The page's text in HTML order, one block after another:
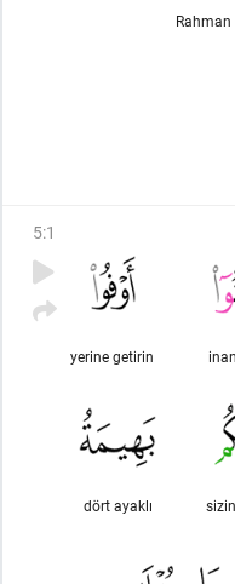
Rahman
5:1
yerine getirin
dört ayaklı